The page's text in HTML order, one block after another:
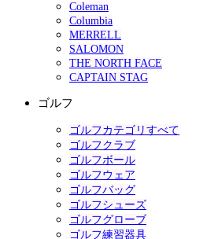
Coleman
Columbia
MERRELL
SALOMON
THE NORTH FACE
CAPTAIN STAG
ゴルフ
ゴルフカテゴリすべて
ゴルフクラブ
ゴルフボール
ゴルフウェア
ゴルフバッグ
ゴルフシューズ
ゴルフグローブ
ゴルフ練習器具